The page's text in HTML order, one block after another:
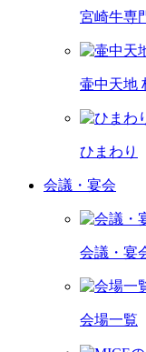
宮崎牛専
壷中天地
ひまわり
会議・宴会
会議・宴
会場一覧